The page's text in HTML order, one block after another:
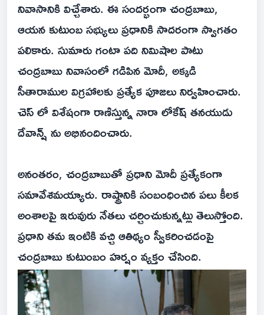
నివాసానికి విచ్చేశారు. ఈ సందర్భంగా చంద్రబాబు,
ఆయన కుటుంబ సభ్యులు ప్రధానికి సాదరంగా స్వాగతం
పలికారు. సుమారు గంటా పది నిమిషాల పాటు
చంద్రబాబు నివాసంలో గడిపిన మోదీ, అక్కడి
సీతారాముల విగ్రహాలకు ప్రత్యేక పూజలు నిర్వహించారు.
చెస్ లో విశేషంగా రాణిస్తున్న నారా లోకేష్ తనయుడు
దేవాన్ష్ ను అభినందించారు.
అనంతరం, చంద్రబాబుతో ప్రధాని మోదీ ప్రత్యేకంగా
సమావేశమయ్యారు. రాష్ట్రానికి సంబంధించిన పలు కీలక
అంశాలపై ఇరువురు నేతలు చర్చించుకున్నట్లు తెలుస్తోంది.
ప్రధాని తమ ఇంటికి వచ్చి ఆతిథ్యం స్వీకరించడంపై
చంద్రబాబు కుటుంబం హర్షం వ్యక్తం చేసింది.